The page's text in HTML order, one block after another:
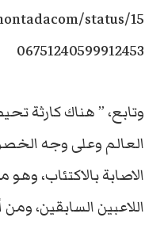
status/15
06751240599912453
وتابع، ” هناك كارثة
العالم وعلى وجه
الاصابة بالاكتئاب،
اللاعبين السابقين،